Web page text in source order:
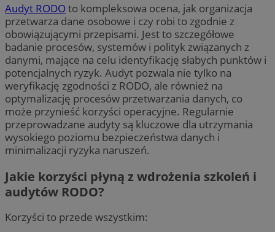
Audyt RODO to kompleksowa ocena, jak organizacja
przetwarza dane osobowe i czy robi to zgodnie z
obowiązującymi przepisami. Jest to szczegółowe
badanie procesów, systemów i polityk związanych z
danymi, mające na celu identyfikację słabych punktów i
potencjalnych ryzyk. Audyt pozwala nie tylko na
weryfikację zgodności z RODO, ale również na
optymalizację procesów przetwarzania danych, co
może przynieść korzyści operacyjne. Regularnie
przeprowadzane audyty są kluczowe dla utrzymania
wysokiego poziomu bezpieczeństwa danych i
minimalizacji ryzyka naruszeń.
Jakie korzyści płyną z wdrożenia szkoleń i
audytów RODO?
Korzyści to przede wszystkim: